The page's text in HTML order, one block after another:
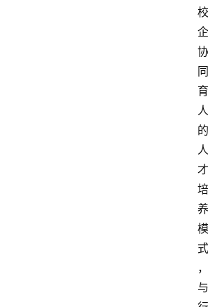
校
企
协
同
育
人
的
人
才
培
养
模
式
，
与